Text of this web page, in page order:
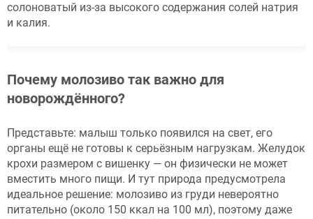
солоноватый из-за высокого содержания солей натрия
и калия.
Почему молозиво так важно для
новорождённого?
Представьте: малыш только появился на свет, его
органы ещё не готовы к серьёзным нагрузкам. Желудок
крохи размером с вишенку — он физически не может
вместить много пищи. И тут природа предусмотрела
идеальное решение: молозиво из груди невероятно
питательно (около 150 ккал на 100 мл), поэтому даже